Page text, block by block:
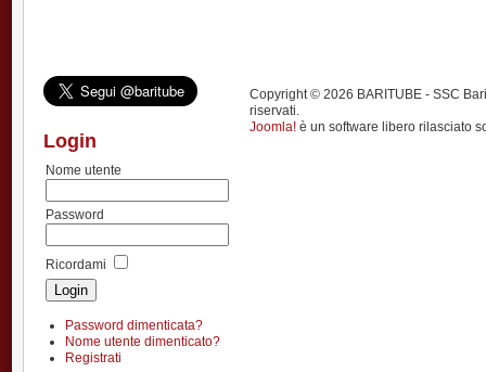
Login
Nome utente
Password
Ricordami
Password dimenticata?
Nome utente dimenticato?
Registrati
Copyright © 2026 BARITUBE - SSC
riservati.
Joomla! è un software libero rilasciato